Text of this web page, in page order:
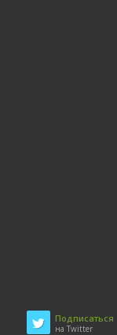
Подписаться
на Twitter